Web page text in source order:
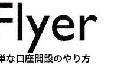
な口座開設のやり方